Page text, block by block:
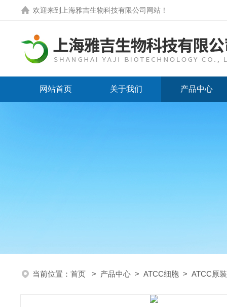
欢迎来到 上海雅吉生物科技有限公司网站 ！
网站首页 关于我们 产品中心
当前位置： 首页 > 产品中心 > ATCC细胞 > ATCC原